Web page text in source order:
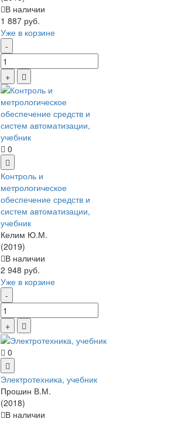
В наличии
1 887 руб.
Уже в корзине
0
Контроль и
метрологическое
обеспечение средств и
систем автоматизации,
учебник
Келим Ю.М.
(2019)
В наличии
2 948 руб.
Уже в корзине
0
Электротехника, учебник
Прошин В.М.
(2018)
В наличии